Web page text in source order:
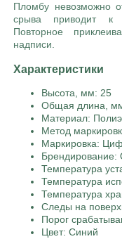
Пломбу невозможно
срыва приводит к
Повторное
надписи.
Характеристики
Высота, мм: 25
Общая длина,
Материал:
Метод
Маркировка:
Брендирование:
Температура
Температура
Температура
Следы на
Порог
Цвет: Синий